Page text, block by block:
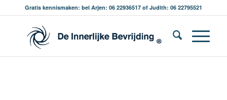
Gratis kennismaken: bel Arjen: 06 22936517 of Judith: 06 22795521